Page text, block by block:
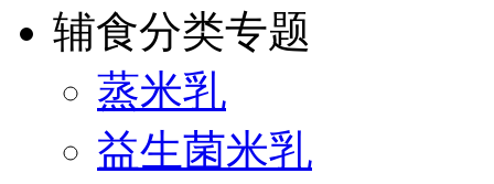
辅食分类专题
蒸米乳
益生菌米乳